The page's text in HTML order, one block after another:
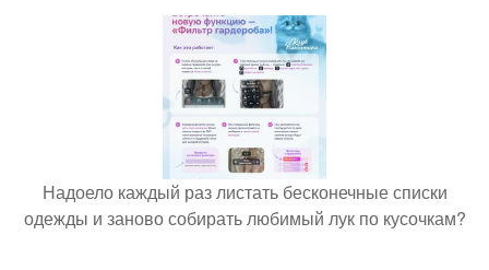
Надоело каждый раз листать бесконечные списки
одежды и заново собирать любимый лук по кусочкам?